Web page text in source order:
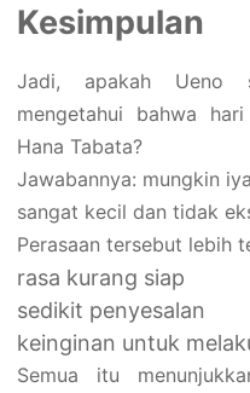
Kesimpulan
Jadi, apakah Ueno
mengetahui bahwa
Hana Tabata?
Jawabannya: mungkin
sangat kecil dan tidak
Perasaan tersebut lebih
rasa kurang siap
sedikit penyesalan
keinginan untuk
Semua itu